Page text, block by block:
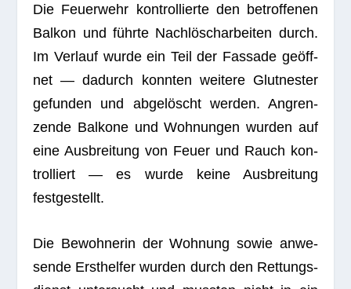
Die Feu­er­wehr kon­trol­lierte den betrof­fe­nen
Bal­kon und führte Nach­lösch­ar­bei­ten durch.
Im Ver­lauf wurde ein Teil der Fas­sade geöff­
net — dadurch konn­ten wei­tere Glut­nes­ter
gefun­den und abge­löscht wer­den. Angren­
zende Bal­kone und Woh­nun­gen wur­den auf
eine Aus­brei­tung von Feuer und Rauch kon­
trol­liert — es wurde keine Aus­brei­tung
festgestellt.
Die Bewoh­ne­rin der Woh­nung sowie anwe­
sende Erst­hel­fer wur­den durch den Ret­tungs­